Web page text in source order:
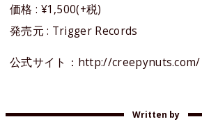
価格 : ¥1,500(+税)
発売元 : Trigger Records
公式サイト：http://creepynuts.com/
Written by